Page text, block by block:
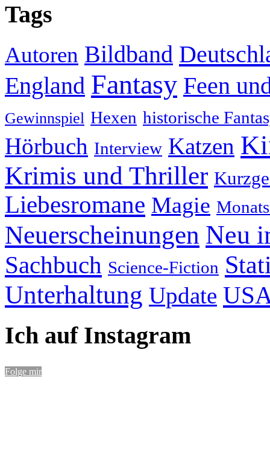
Tags
Autoren Bildband
England Fantasy Feen
Gewinnspiel Hexen historische
Hörbuch Interview Katzen
Krimis und Thriller
Liebesromane Magie
Neuerscheinungen Neu
Sachbuch Science-Fiction
Unterhaltung Update
Ich auf Instagram
Folge mir